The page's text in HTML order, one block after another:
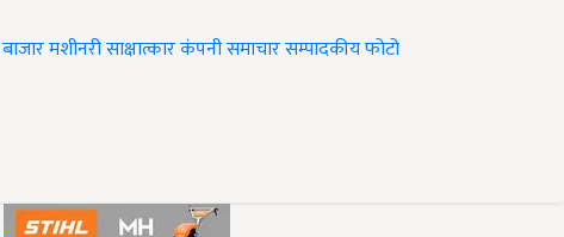
बाजारमशीनरीसाक्षात्कारकंपनी समाचारसम्पादकीयफोटो